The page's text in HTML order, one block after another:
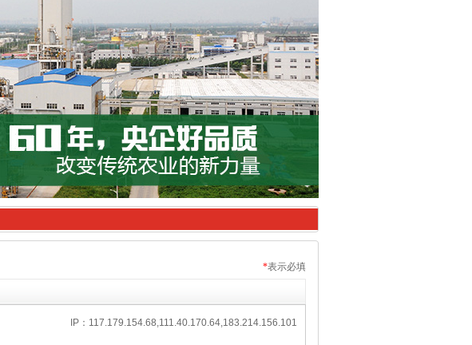
*表示必填
IP：117.179.154.68,111.40.170.64,183.214.156.101